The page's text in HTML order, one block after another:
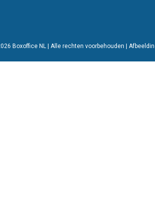
Boxoffice NL | Alle rechten voorbehouden |